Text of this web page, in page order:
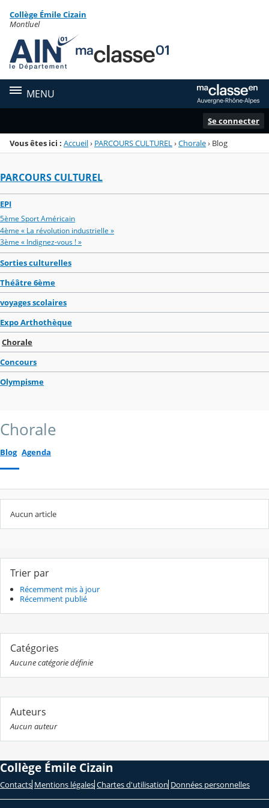
Menu de la rubrique
Contenu
Collège Émile Cizain
Montluel
MENU
Se connecter
Vous êtes ici : Accueil› PARCOURS CULTUREL ›Chorale› Blog
PARCOURS CULTUREL
EPI
5ème Sport Américain
4ème « La révolution industrielle »
3ème « Indignez-vous ! »
Sorties culturelles
Théâtre 6ème
voyages scolaires
Expo Arthothèque
Chorale
Concours
Olympisme
Chorale
Blog Agenda
Aucun article
Trier par
Récemment mis à jour
Récemment publié
Catégories
Aucune catégorie définie
Auteurs
Aucun auteur
Collège Émile Cizain
Contacts Mentions légales Chartes d'utilisation Données personnelles